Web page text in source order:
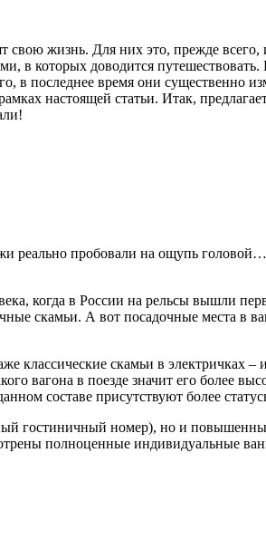
свою жизнь. Для них это, прежде
которых доводится путешествовать.
в последнее время они существенно
настоящей статьи. Итак,
реально пробовали на ощупь
когда в России на рельсы вышли
скамьи. А вот посадочные места в
скамьи в электричках –
вагона в поезде значит его более
составе присутствуют более
гостиничный номер), но и
полноценные индивидуальные